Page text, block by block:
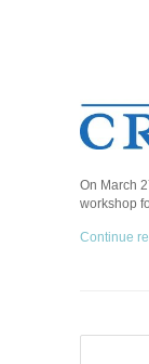
On March
workshop
Continue